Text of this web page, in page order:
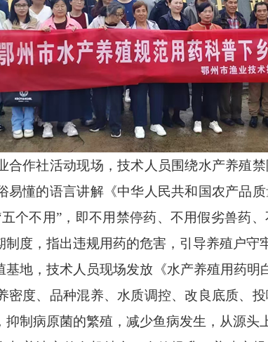
社活动现场，技术人员围绕水产养殖禁
易懂的语言讲解《中华人民共和国农产品
个不用”，即不用禁停药、不用假劣兽药
度，指出违规用药的危害，引导养殖户守
，技术人员现场发放《水产养殖用药明
密度、品种混养、水质调控、改良底质、
制病原菌的繁殖，减少鱼病发生，从源头